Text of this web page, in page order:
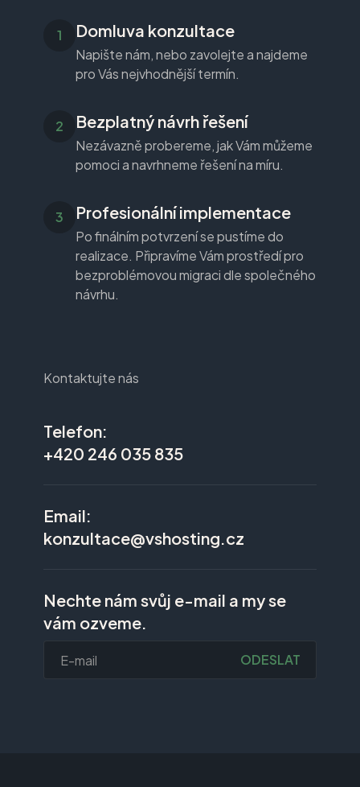
Domluva konzultace
Napište nám, nebo zavolejte a najdeme
pro Vás nejvhodnější termín.
Bezplatný návrh řešení
Nezávazně probereme, jak Vám můžeme
pomoci a navrhneme řešení na míru.
Profesionální implementace
Po finálním potvrzení se pustíme do
realizace. Připravíme Vám prostředí pro
bezproblémovou migraci dle společného
návrhu.
Kontaktujte nás
Telefon:
+420 246 035 835
Email:
konzultace@vshosting.cz
Nechte nám svůj e-mail a my se
vám ozveme.
ODESLAT